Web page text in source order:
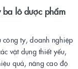
lô dược phẩm
ty, doanh nghiệp
vật dụng thiết yếu,
quả, nâng cao độ